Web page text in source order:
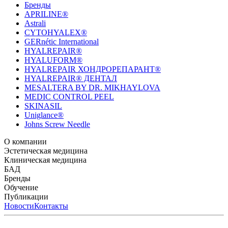
Бренды
APRILINE®
Astrali
CYTOHYALEX®
GERnétic International
HYALREPAIR®
HYALUFORM®
HYALREPAIR ХОНДРОРЕПАРАНТ®
HYALREPAIR® ДЕНТАЛ
MESALTERA BY DR. MIKHAYLOVA
MEDIC CONTROL PEEL
SKINASIL
Uniglance®
Johns Screw Needle
О компании
История компанииНаучный центр
центрПатентыЛаборатория
Мезотерапии
Эстетическая медицина
БиорепарацияФиллерыБиоревитализация
пилинги
Клиническая медицина
HYALREPAIR® CHONDROreparant
DENTAL
FILLER INTIMO
БАД
CYTOHYALEX
Бренды
APRILINE®
InternationalHYALREPAIR®
ХОНДРОРЕПАРАНТ®
ДЕНТАЛMESALTERA BY DR. MIKHAYLOVAMEDIC
Обучение
Расписание мероприятий
обученияПреподаватели
Публикации
ЖУРНАЛ LES NOUVELLES ESTHÉTIQUES
«ИНЪЕКЦИОННАЯ КОСМЕТОЛОГИЯ»ЖУРНАЛ
НовостиКонтакты